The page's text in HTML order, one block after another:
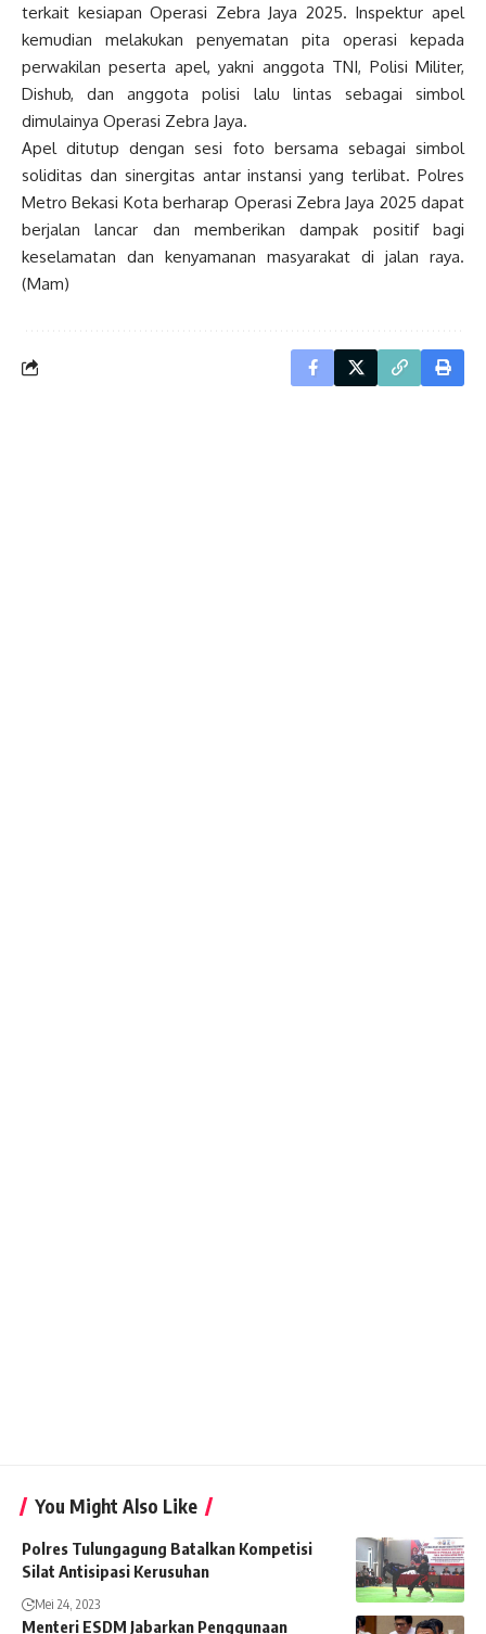
terkait kesiapan Operasi Zebra Jaya 2025. Inspektur apel
kemudian melakukan penyematan pita operasi kepada
perwakilan peserta apel, yakni anggota TNI, Polisi Militer,
Dishub, dan anggota polisi lalu lintas sebagai simbol
dimulainya Operasi Zebra Jaya.
Apel ditutup dengan sesi foto bersama sebagai simbol
soliditas dan sinergitas antar instansi yang terlibat. Polres
Metro Bekasi Kota berharap Operasi Zebra Jaya 2025 dapat
berjalan lancar dan memberikan dampak positif bagi
keselamatan dan kenyamanan masyarakat di jalan raya.
(Mam)
You Might Also Like
Polres Tulungagung Batalkan Kompetisi
Silat Antisipasi Kerusuhan
Mei 24, 2023
Menteri ESDM Jabarkan Penggunaan